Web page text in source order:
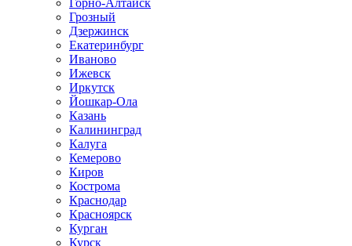
Горно-Алтайск
Грозный
Дзержинск
Екатеринбург
Иваново
Ижевск
Иркутск
Йошкар-Ола
Казань
Калининград
Калуга
Кемерово
Киров
Кострома
Краснодар
Красноярск
Курган
Курск